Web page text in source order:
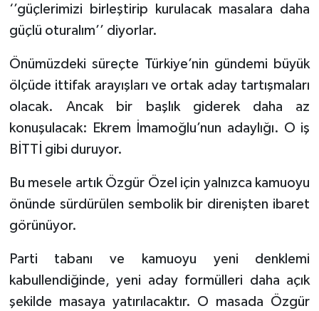
‘’güçlerimizi birleştirip kurulacak masalara daha
güçlü oturalım’’ diyorlar.
Önümüzdeki süreçte Türkiye’nin gündemi büyük
ölçüde ittifak arayışları ve ortak aday tartışmaları
olacak. Ancak bir başlık giderek daha az
konuşulacak: Ekrem İmamoğlu’nun adaylığı. O iş
BİTTİ gibi duruyor.
Bu mesele artık Özgür Özel için yalnızca kamuoyu
önünde sürdürülen sembolik bir direnişten ibaret
görünüyor.
Parti tabanı ve kamuoyu yeni denklemi
kabullendiğinde, yeni aday formülleri daha açık
şekilde masaya yatırılacaktır. O masada Özgür